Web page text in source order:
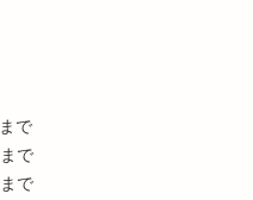
まで
まで
まで